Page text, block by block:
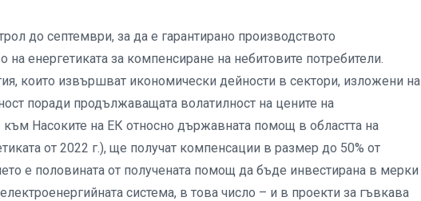
до септември, за да е гарантирано производството
енергетиката за компенсиране на небитовите потребители.
които извършват икономически дейности в сектори, изложени на
поради продължаващата волатилност на цените на
Насоките на ЕК относно държавната помощ в областта на
от 2022 г.), ще получат компенсации в размер до 50% от
е половината от получената помощ да бъде инвестирана в мерки
система, в това число – и в проекти за гъвкава